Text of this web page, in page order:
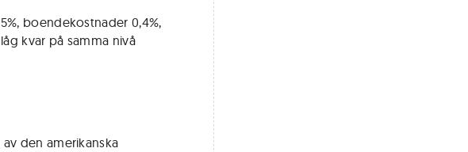
boendekostnader 0,4%,
kvar på samma nivå
den amerikanska